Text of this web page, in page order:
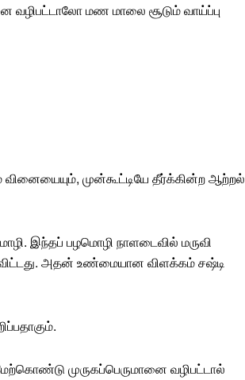
வழிபட்டாலோ மண மாலை சூடும் வாய்ப்பு
முன்கூட்டியே தீர்க்கின்ற ஆற்றல்
இந்தப் பழமொழி நாளடைவில் மருவி
அதன் உண்மையான விளக்கம் சஷ்டி
முருகப்பெருமானை வழிபட்டால்